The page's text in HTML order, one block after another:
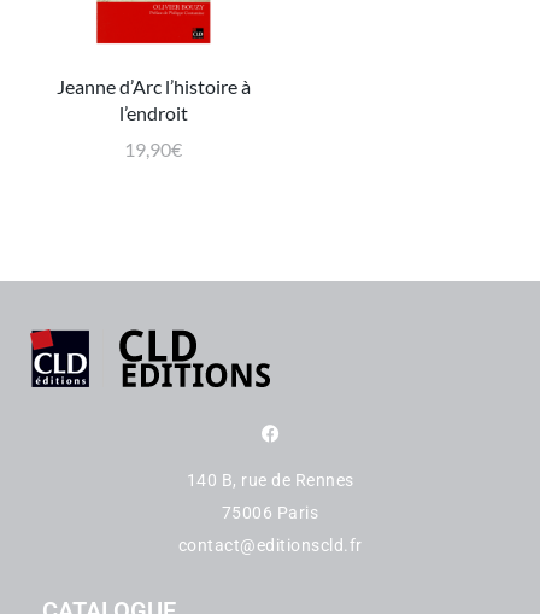
Jeanne d’Arc l’histoire à
l’endroit
19,90€
140 B, rue de Rennes
75006 Paris
contact@editionscld.fr